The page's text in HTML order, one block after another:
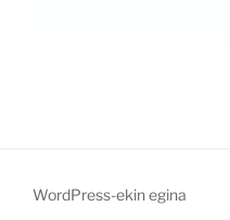
WordPress-ekin egina